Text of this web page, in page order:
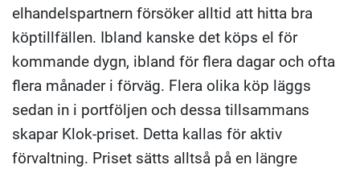
elhandelspartnern försöker alltid att hitta bra
köptillfällen. Ibland kanske det köps el för
kommande dygn, ibland för flera dagar och ofta
flera månader i förväg. Flera olika köp läggs
sedan in i portföljen och dessa tillsammans
skapar Klok-priset. Detta kallas för aktiv
förvaltning. Priset sätts alltså på en längre